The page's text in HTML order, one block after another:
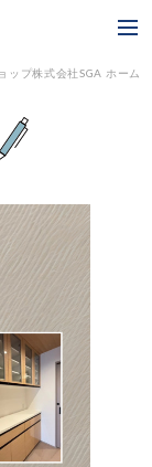
ップ株式会社SGA ホーム